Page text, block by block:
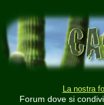
La nostra
Forum dove si